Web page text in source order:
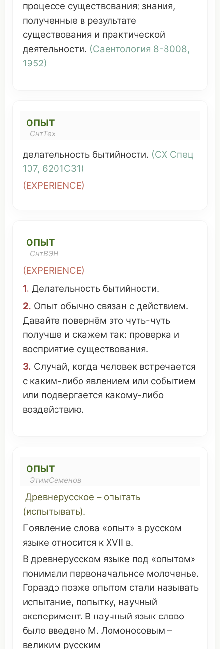
процессе существования; знания,
полученные в результате
существования и практической
деятельности. (Саентология 8-8008,
1952)
ОПЫТ
СнтТех
делательность бытийности. (СХ Спец
107, 6201С31)
(EXPERIENCE)
ОПЫТ
СнтВЭН
(EXPERIENCE)
1. Делательность бытийности.
2. Опыт обычно связан с действием.
Давайте повернём это чуть-чуть
получше и скажем так: проверка и
восприятие существования.
3. Случай, когда человек встречается
с каким-либо явлением или событием
или подвергается какому-либо
воздействию.
ОПЫТ
ЭтимСеменов
Древнерусское – опытать
(испытывать).
Появление слова «опыт» в русском
языке относится к XVII в.
В древнерусском языке под «опытом»
понимали первоначальное молоченье.
Гораздо позже опытом стали называть
испытание, попытку, научный
эксперимент. В научный язык слово
было введено М. Ломоносовым –
великим русским